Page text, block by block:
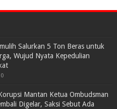
Salurkan 5 Ton Beras untuk
Wujud Nyata Kepedulian
0
Mantan Ketua Ombudsman
Digelar, Saksi Sebut Ada